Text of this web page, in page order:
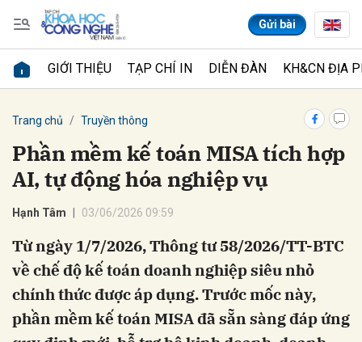
Gửi bài
GIỚI THIỆU TẠP CHÍ IN DIỄN ĐÀN KH&CN ĐỊA
Trang chủ Truyền thông
Phần mềm kế toán MISA tích hợp
AI, tự động hóa nghiệp vụ
Hạnh Tâm 03/06/2026 09:59
Từ ngày 1/7/2026, Thông tư 58/2026/TT-BTC
về chế độ kế toán doanh nghiệp siêu nhỏ
chính thức được áp dụng. Trước mốc này,
phần mềm kế toán MISA đã sẵn sàng đáp ứng
Gửi bình luận
Hủy Gửi